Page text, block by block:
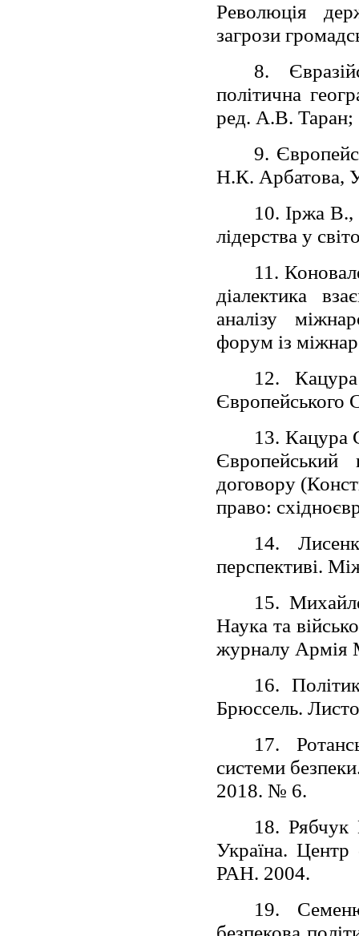
Революція
загрози
8.
політична
ред. А.В.
9.
Н.К. Арбатова,
10. Іржа
лідерства у
11.
діалектика
аналізу
форум із
12.
Європейського
13. Кацура
Європейський
договору
право:
14.
перспективі.
15.
Наука та
журналу Армія
16.
Брюссель.
17.
системи
2018. № 6.
18. Рябчук
Україна. Центр
РАН. 2004.
19.